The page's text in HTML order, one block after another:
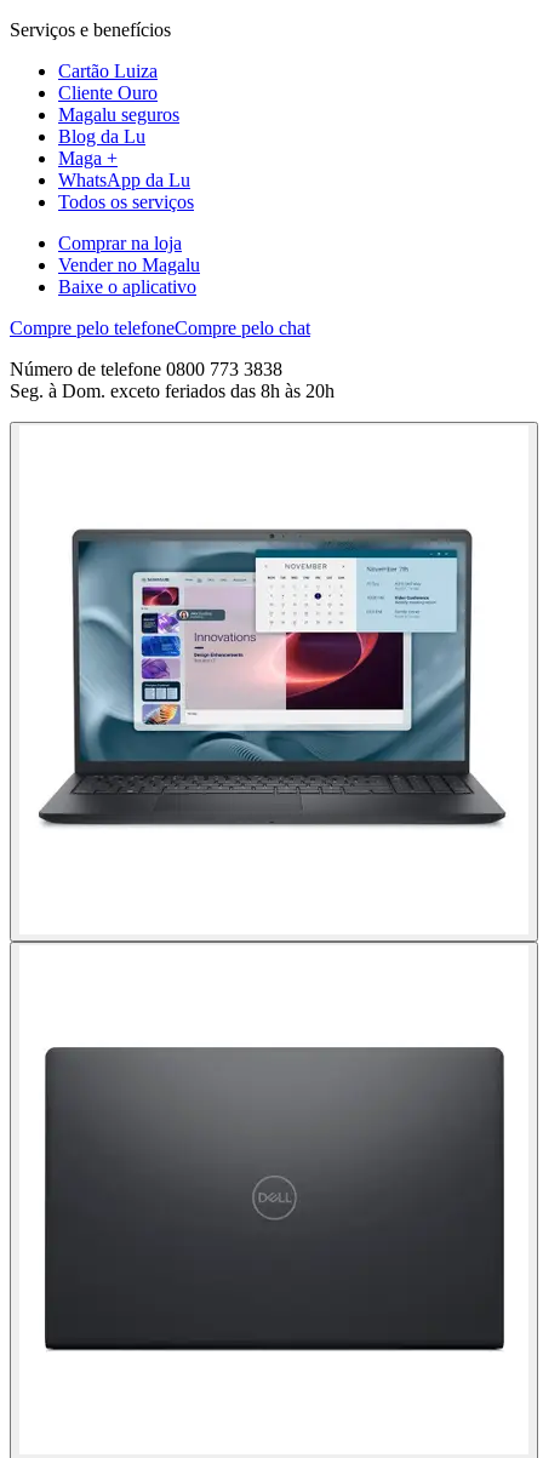
Serviços e benefícios
Cartão Luiza
Cliente Ouro
Magalu seguros
Blog da Lu
Maga +
WhatsApp da Lu
Todos os serviços
Comprar na loja
Vender no Magalu
Baixe o aplicativo
Compre pelo telefoneCompre pelo chat
Número de telefone 0800 773 3838
Seg. à Dom. exceto feriados das 8h às 20h